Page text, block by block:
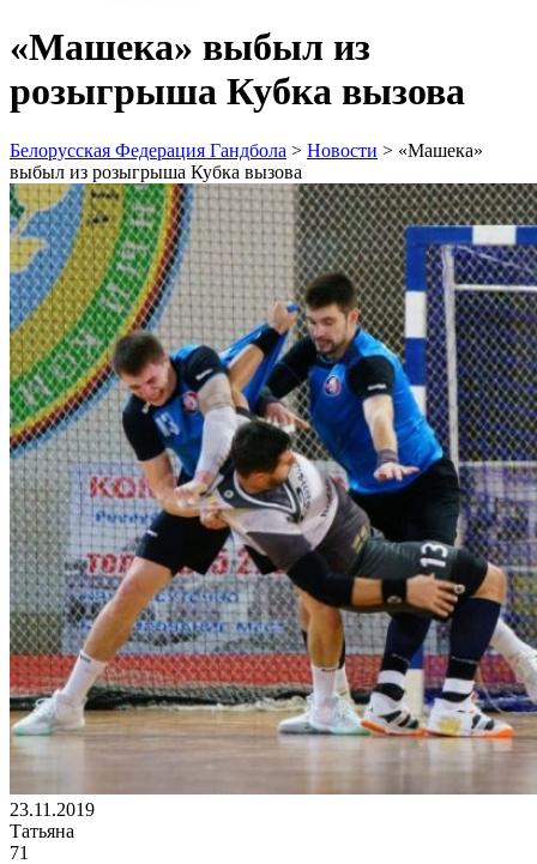
«Машека» выбыл из
розыгрыша Кубка вызова
Белорусская Федерация Гандбола > Новости > «Машека»
выбыл из розыгрыша Кубка вызова
23.11.2019
Татьяна
71